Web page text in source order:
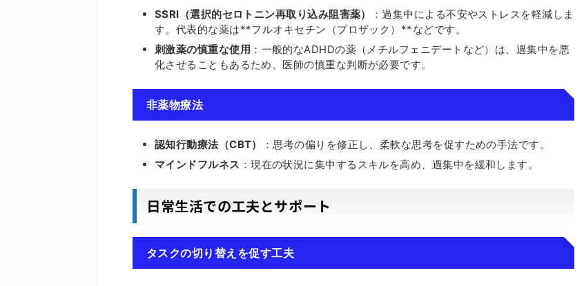
SSRI（選択的セロトニン再取り込み阻害薬）
：過集中による不安やストレスを軽減しま
す。代表的な薬は**フルオキセチン（プロザック）**などです。
刺激薬の慎重な使用 ：一般的なADHDの薬（メチルフェニデートなど）は、過集中を悪
化させることもあるため、医師の慎重な判断が必要です。
非薬物療法
認知行動療法（CBT）
：思考の偏りを修正し、柔軟な思考を促すための手法です。
マインドフルネス ：現在の状況に集中するスキルを高め、過集中を緩和します。
日常生活での工夫とサポート
タスクの切り替えを促す工夫